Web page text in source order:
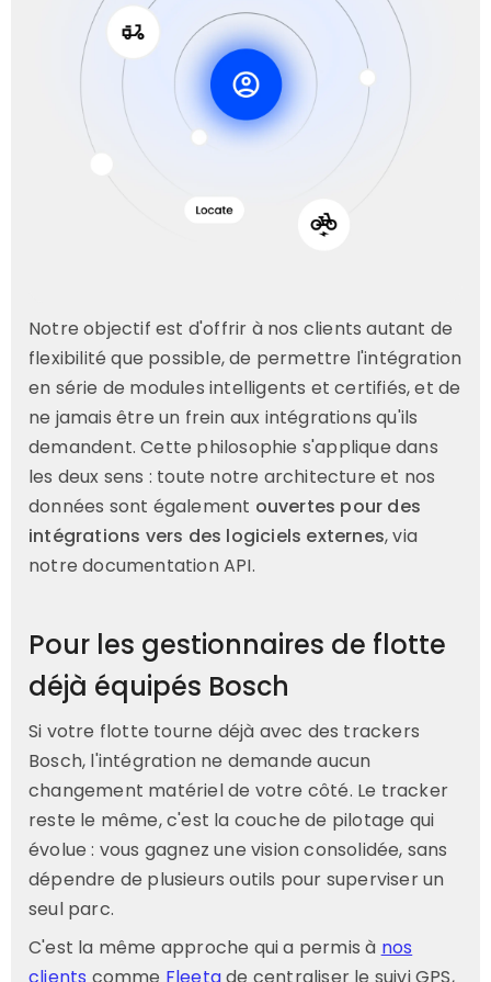
Notre objectif est d'offrir à nos clients autant de
flexibilité que possible, de permettre l'intégration
en série de modules intelligents et certifiés, et de
ne jamais être un frein aux intégrations qu'ils
demandent. Cette philosophie s'applique dans
les deux sens : toute notre architecture et nos
données sont également ouvertes pour des
intégrations vers des logiciels externes, via
notre documentation API.
Pour les gestionnaires de flotte
déjà équipés Bosch
Si votre flotte tourne déjà avec des trackers
Bosch, l'intégration ne demande aucun
changement matériel de votre côté. Le tracker
reste le même, c'est la couche de pilotage qui
évolue : vous gagnez une vision consolidée, sans
dépendre de plusieurs outils pour superviser un
seul parc.
C'est la même approche qui a permis à nos
clients comme Fleetade centraliser le suivi GPS,